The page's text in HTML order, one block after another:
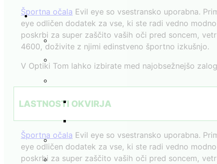
Športna očala Evil eye so vsestransko uporabna.
eye odličen dodatek za vse, ki ste radi vedno
poskrbi za super zaščito vaših oči pred soncem,
4600, doživite z njimi edinstveno športno izkušnjo.
V Optiki Tom lahko izbirate med najobsežnejšo
LASTNOSTI OKVIRJA
Športna očala Evil eye so vsestransko uporabna.
eye odličen dodatek za vse, ki ste radi vedno
poskrbi za super zaščito vaših oči pred soncem,